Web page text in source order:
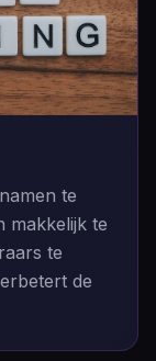
te
makkelijk te
te
de